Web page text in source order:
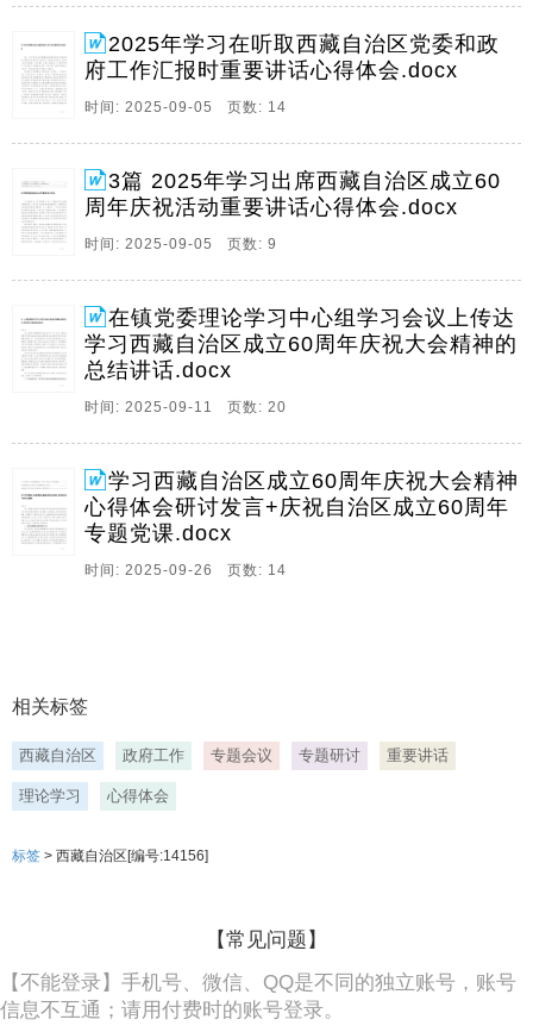
藏自治区成立60周年庆祝活动的中共中央总书记,国家主
席,中央军委主席习近平,8月20日听。
6、1在在,镇党委理论学习中心组学习会议上传达学习西
藏自治区成立镇党委理论学习中心组学习会议上传达学
论学习中心组学习,扩大,会议,主要任务是集。
7、1关于学习贯彻总书记重要讲话精神的研讨发言材料,
在党旗引领下铸牢忠诚警魂,1学习西藏自治区成立60周
年庆祝大会精神心得体会研讨发言,4奋进新征程,共筑幸
福路,庆祝自治区成立60周年专题党课,8关于学习贯彻总
书记重要讲话精神的研讨发言材料,在。
2025年学习在听取西藏自治区党委和政
府工作汇报时重要讲话心得体会.docx
时间: 2025-09-05 页数: 14
3篇 2025年学习出席西藏自治区成立60
周年庆祝活动重要讲话心得体会.docx
时间: 2025-09-05 页数: 9
在镇党委理论学习中心组学习会议上传达
学习西藏自治区成立60周年庆祝大会精神的
总结讲话.docx
时间: 2025-09-11 页数: 20
学习西藏自治区成立60周年庆祝大会精神
心得体会研讨发言+庆祝自治区成立60周年
专题党课.docx
时间: 2025-09-26 页数: 14
相关标签
西藏自治区 政府工作 专题会议 专题研讨 重要讲话
理论学习 心得体会
标签 > 西藏自治区[编号:14156]
【常见问题】
【不能登录】手机号、微信、QQ是不同的独立账号，账号
信息不互通；请用付费时的账号登录。